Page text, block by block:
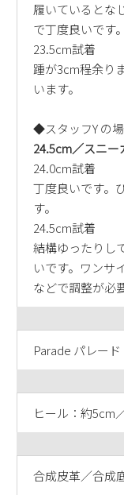
履いているとな
で丁度良いです。
23.5cm試着
踵が3cm程余り
います。
◆スタッフY の
24.5cm／スニー
24.0cm試着
丁度良いです。
す。
24.5cm試着
結構ゆったりし
いです。ワンサ
などで調整が必
Parade パレード
ヒール：約5cm
合成皮革／合成